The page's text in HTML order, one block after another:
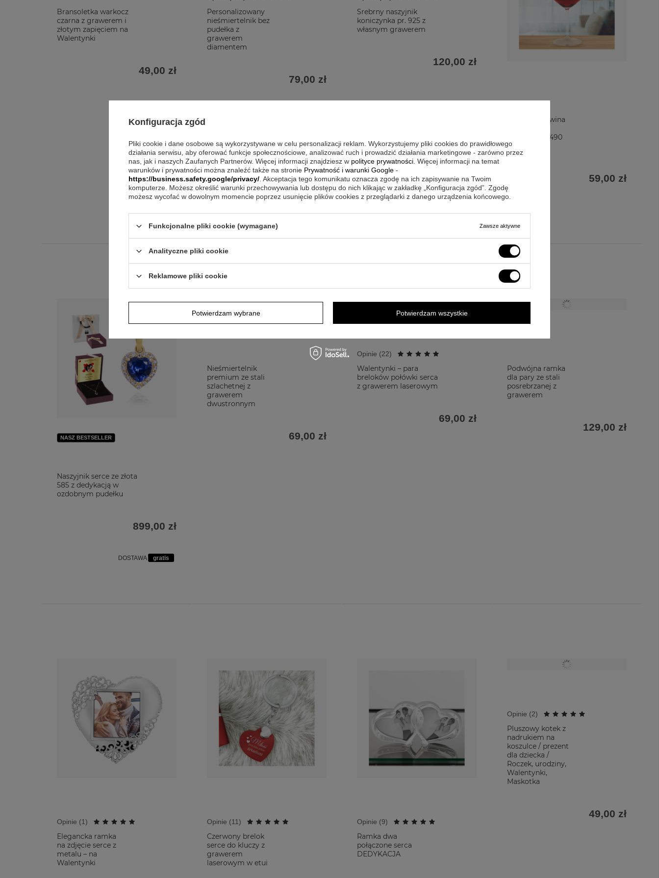
Bransoletka warkocz
czarna z grawerem i
złotym zapięciem na
Walentynki
49,00 zł
Personalizowany
nieśmiertelnik bez
pudełka z
grawerem
diamentem
79,00 zł
Srebrny naszyjnik
koniczynka pr. 925 z
własnym grawerem
120,00 zł
Kieliszek do wina
grawerem / 490
ml
59,00 zł
NASZ BESTSELLER
Naszyjnik serce ze złota
585 z dedykacją w
ozdobnym pudełku
899,00 zł
DOSTAWA gratis
Nieśmiertelnik
premium ze stali
szlachetnej z
grawerem
dwustronnym
69,00 zł
Opinie (22)
Walentynki – para
breloków połówki serca
z grawerem laserowym
69,00 zł
Podwójna ramka
dla pary ze stali
posrebrzanej z
grawerem
129,00 zł
Opinie (1)
Elegancka ramka
na zdjęcie serce z
metalu – na
Walentynki
Opinie (11)
Czerwony brelok
serce do kluczy z
grawerem
laserowym w etui
Opinie (9)
Ramka dwa
połączone serca
DEDYKACJA
Opinie (2)
Pluszowy kotek z
nadrukiem na
koszulce / prezent
dla dziecka /
Roczek, urodziny,
Walentynki,
Maskotka
49,00 zł
Konfiguracja zgód
Pliki cookie i dane osobowe są wykorzystywane w celu personalizacji reklam. Wykorzystujemy pliki cookies do prawidłowego
działania serwisu, aby oferować funkcje społecznościowe, analizować ruch i prowadzić działania marketingowe - zarówno przez
nas, jak i naszych Zaufanych Partnerów. Więcej informacji znajdziesz w polityce prywatności . Więcej informacji na temat
warunków i prywatności można znaleźć także na stronie Prywatność i warunki Google -
https://business.safety.google/privacy/ . Akceptacja tego komunikatu oznacza zgodę na ich zapisywanie na Twoim
komputerze. Możesz określić warunki przechowywania lub dostępu do nich klikając w zakładkę „Konfiguracja zgód”. Zgodę
możesz wycofać w dowolnym momencie poprzez usunięcie plików cookies z przeglądarki z danego urządzenia końcowego.
Funkcjonalne pliki cookie (wymagane) Zawsze aktywne
Analityczne pliki cookie
Reklamowe pliki cookie
Potwierdzam wybrane Potwierdzam wszystkie